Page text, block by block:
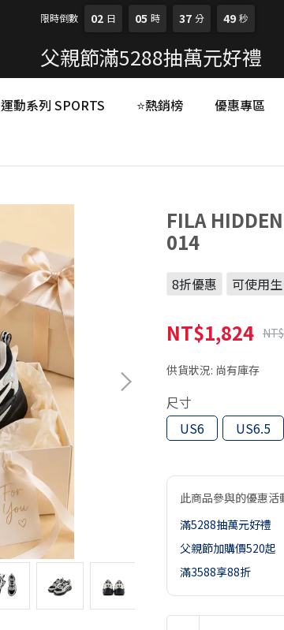
限時倒數 02 日 05 時 37 分 47 秒
父親節滿5288抽萬元好禮
運動系列 SPORTS ⭐熱銷榜 優惠專區
FILA
014
8折優惠 可使用
NT$1,824
供貨狀況: 尚有庫存
尺寸
US6
US6.5
此商品參與的優惠活
滿5288抽萬元好禮
父親節加購價520起
滿3588享88折